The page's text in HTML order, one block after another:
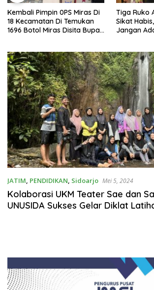
Kembali Pimpin 0PS Miras Di
18 Kecamatan Di Temukan
1696 Botol Miras Disita Bupati
Tiga Ruko
Sikat
Jangan
JATIM, PENDIDIKAN, Sidoarjo Mei 5, 2024
Kolaborasi UKM Teater Sae dan
UNUSIDA Sukses Gelar Diklat